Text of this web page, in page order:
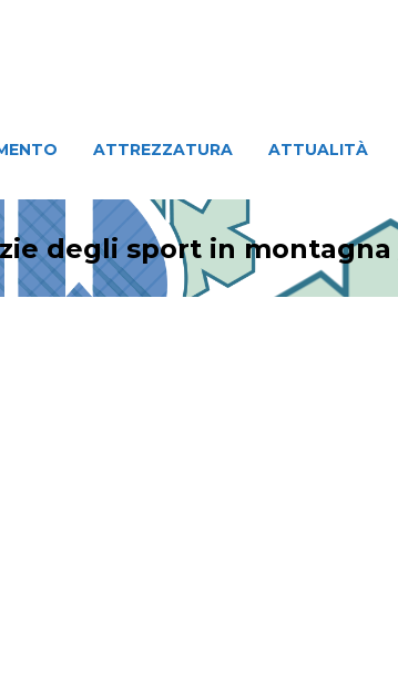
ATTREZZATURA ATTUALITÀ
degli sport in montagna